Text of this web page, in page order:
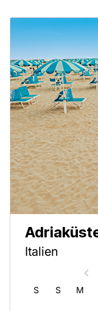
Italien
S S M